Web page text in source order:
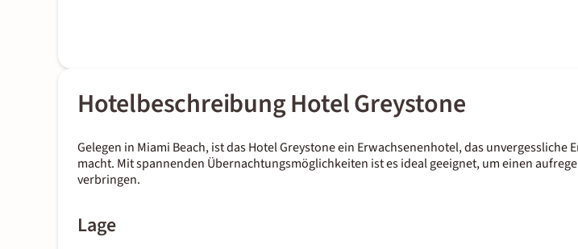
Hotelbeschreibung Hotel Greystone
Gelegen in Miami Beach, ist das Hotel Greystone ein Erwachsenenhotel, das unvergessliche
macht. Mit spannenden Übernachtungsmöglichkeiten ist es ideal geeignet, um einen
verbringen.
Lage